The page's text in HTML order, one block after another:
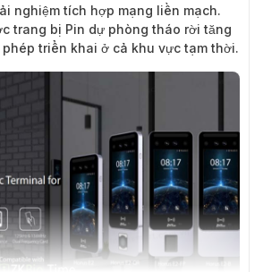
nghiệm tích hợp mạng liền mạch.
trang bị Pin dự phòng tháo rời tăng
triển khai ở cả khu vực tạm thời.